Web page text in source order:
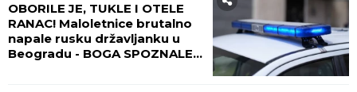
OBORILE JE, TUKLE I OTELE
RANAC! Maloletnice brutalno
napale rusku državljanku u
Beogradu - BOGA SPOZNALE